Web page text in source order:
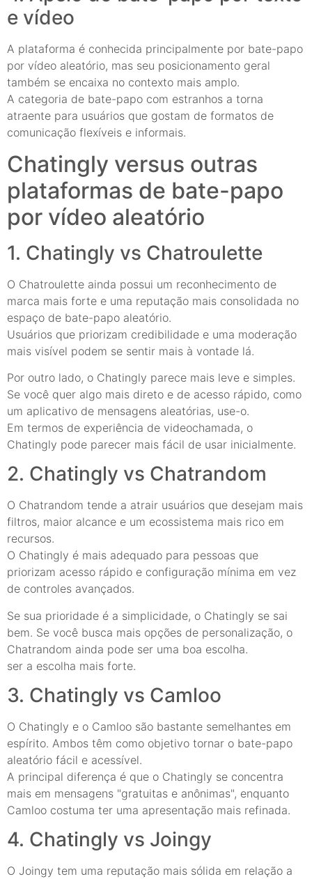
e vídeo
A plataforma é conhecida principalmente por bate-papo
por vídeo aleatório, mas seu posicionamento geral
também se encaixa no contexto mais amplo.
A categoria de bate-papo com estranhos a torna
atraente para usuários que gostam de formatos de
comunicação flexíveis e informais.
Chatingly versus outras
plataformas de bate-papo
por vídeo aleatório
1. Chatingly vs Chatroulette
O Chatroulette ainda possui um reconhecimento de
marca mais forte e uma reputação mais consolidada no
espaço de bate-papo aleatório.
Usuários que priorizam credibilidade e uma moderação
mais visível podem se sentir mais à vontade lá.
Por outro lado, o Chatingly parece mais leve e simples.
Se você quer algo mais direto e de acesso rápido, como
um aplicativo de mensagens aleatórias, use-o.
Em termos de experiência de videochamada, o
Chatingly pode parecer mais fácil de usar inicialmente.
2. Chatingly vs Chatrandom
O Chatrandom tende a atrair usuários que desejam mais
filtros, maior alcance e um ecossistema mais rico em
recursos.
O Chatingly é mais adequado para pessoas que
priorizam acesso rápido e configuração mínima em vez
de controles avançados.
Se sua prioridade é a simplicidade, o Chatingly se sai
bem. Se você busca mais opções de personalização, o
Chatrandom ainda pode ser uma boa escolha.
ser a escolha mais forte.
3. Chatingly vs Camloo
O Chatingly e o Camloo são bastante semelhantes em
espírito. Ambos têm como objetivo tornar o bate-papo
aleatório fácil e acessível.
A principal diferença é que o Chatingly se concentra
mais em mensagens "gratuitas e anônimas", enquanto
Camloo costuma ter uma apresentação mais refinada.
4. Chatingly vs Joingy
O Joingy tem uma reputação mais sólida em relação a